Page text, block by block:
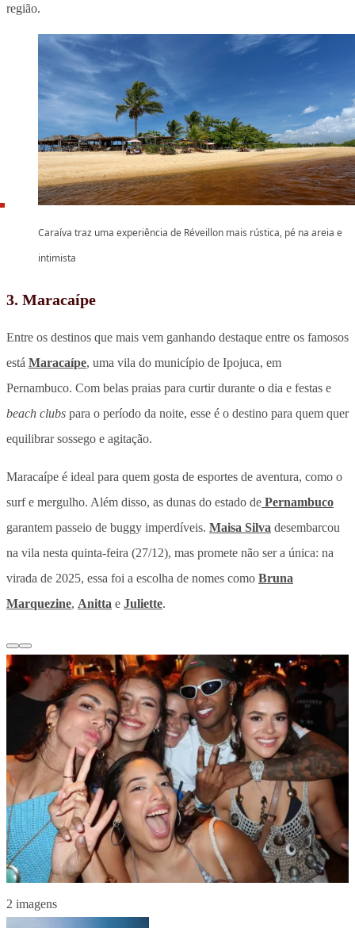
região.
Caraíva traz uma experiência de Réveillon mais rústica, pé na areia e
intimista
3. Maracaípe
Entre os destinos que mais vem ganhando destaque entre os famosos
está Maracaípe, uma vila do município de Ipojuca, em
Pernambuco. Com belas praias para curtir durante o dia e festas e
beach clubs para o período da noite, esse é o destino para quem quer
equilibrar sossego e agitação.
Maracaípe é ideal para quem gosta de esportes de aventura, como o
surf e mergulho. Além disso, as dunas do estado de Pernambuco
garantem passeio de buggy imperdíveis. Maisa Silva desembarcou
na vila nesta quinta-feira (27/12), mas promete não ser a única: na
virada de 2025, essa foi a escolha de nomes como Bruna
Marquezine, Anitta e Juliette.
2 imagens